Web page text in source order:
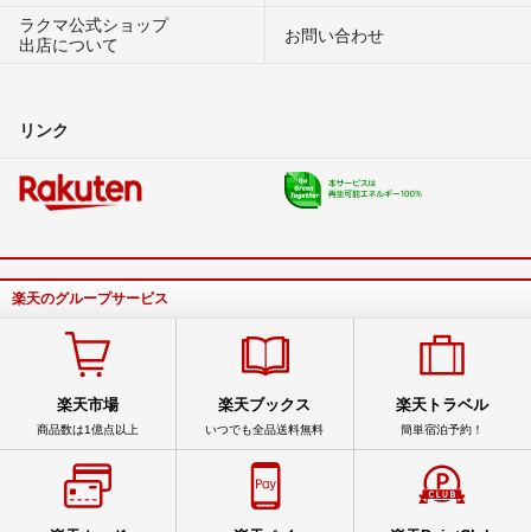
ラクマ公式ショップ
出店について
お問い合わせ
リンク
楽天のグループサービス
楽天市場
商品数は1億点以上
楽天ブックス
いつでも全品送料無料
楽天トラベル
簡単宿泊予約！